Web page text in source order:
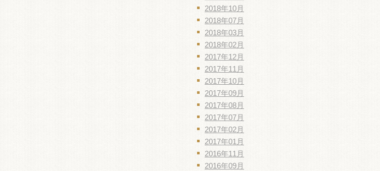
2018年10月
2018年07月
2018年03月
2018年02月
2017年12月
2017年11月
2017年10月
2017年09月
2017年08月
2017年07月
2017年02月
2017年01月
2016年11月
2016年09月